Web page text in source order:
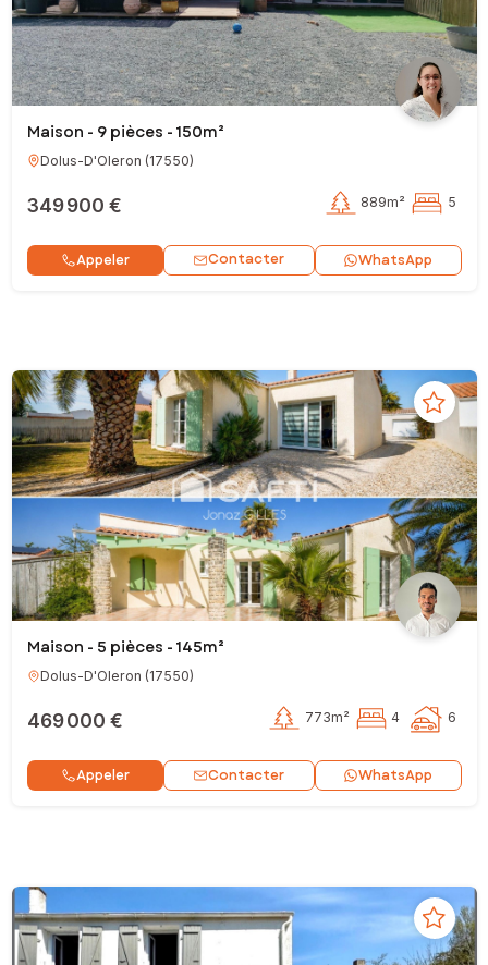
Maison - 9 pièces - 150m²
Dolus-D'Oleron (17550)
349 900 € 889m² 5
Appeler Contacter WhatsApp
Maison - 5 pièces - 145m²
Dolus-D'Oleron (17550)
469 000 € 773m² 4 6
Appeler Contacter WhatsApp